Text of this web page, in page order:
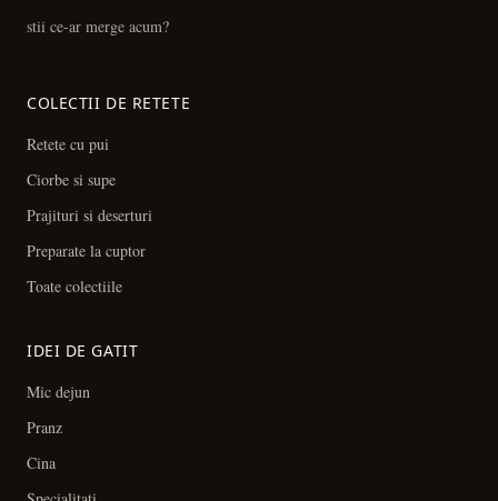
stii ce-ar merge acum?
COLECTII DE RETETE
Retete cu pui
Ciorbe si supe
Prajituri si deserturi
Preparate la cuptor
Toate colectiile
IDEI DE GATIT
Mic dejun
Pranz
Cina